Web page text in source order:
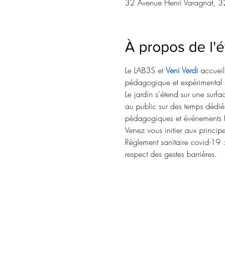
32 Avenue Henri Varagnat,
À propos de
Le LAB3S et Veni Verdi
pédagogique et expérimental
Le jardin s'étend sur une
au public sur des temps
pédagogiques et
Venez vous initier aux
Règlement sanitaire covid-
respect des gestes barrières.